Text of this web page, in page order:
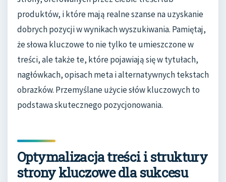
produktów, i które mają realne szanse na uzyskanie
dobrych pozycji w wynikach wyszukiwania. Pamiętaj,
że słowa kluczowe to nie tylko te umieszczone w
treści, ale także te, które pojawiają się w tytułach,
nagłówkach, opisach meta i alternatywnych tekstach
obrazków. Przemyślane użycie słów kluczowych to
podstawa skutecznego pozycjonowania.
Optymalizacja treści i struktury
strony kluczowe dla sukcesu